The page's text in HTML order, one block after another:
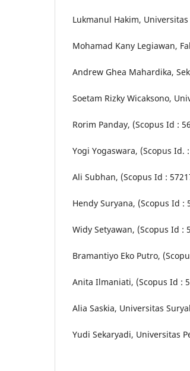
Lukmanul Hakim,
Mohamad Kany Legiawan,
Andrew Ghea Mahardika,
Soetam Rizky Wicaksono,
Rorim Panday, (Scopus Id :
Yogi Yogaswara, (Scopus Id.
Ali Subhan, (Scopus Id :
Hendy Suryana, (Scopus Id :
Widy Setyawan, (Scopus Id :
Bramantiyo Eko Putro,
Anita Ilmaniati, (Scopus Id :
Alia Saskia, Universitas
Yudi Sekaryadi, Universitas